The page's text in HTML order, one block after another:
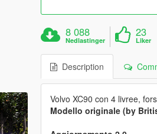
8 088
Nedlastinger
23
Liker
Description
Volvo XC90 con 4 livree,
Modello originale (by